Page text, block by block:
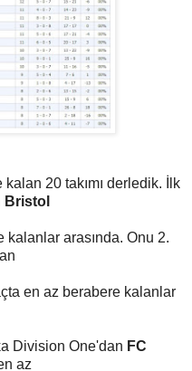
20 takımı derledik. İlk
Bristol
arasında. Onu 2.
en az berabere kalanlar
Division One'dan FC
az